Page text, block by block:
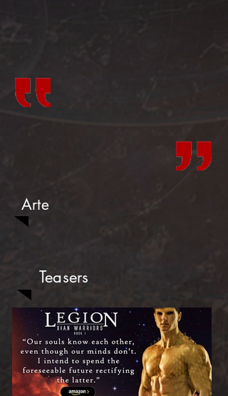
Arte
Teasers